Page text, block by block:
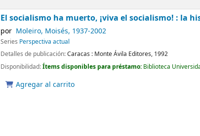
El socialismo ha muerto, ¡viva el socialismo! : la
por Moleiro, Moisés, 1937-2002
Series Perspectiva actual
Detalles de publicación:Caracas : Monte Ávila Editores, 1992
Disponibilidad:Ítems disponibles para préstamo: Biblioteca
Agregar al carrito